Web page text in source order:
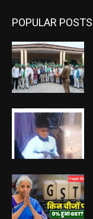
POPULAR POSTS